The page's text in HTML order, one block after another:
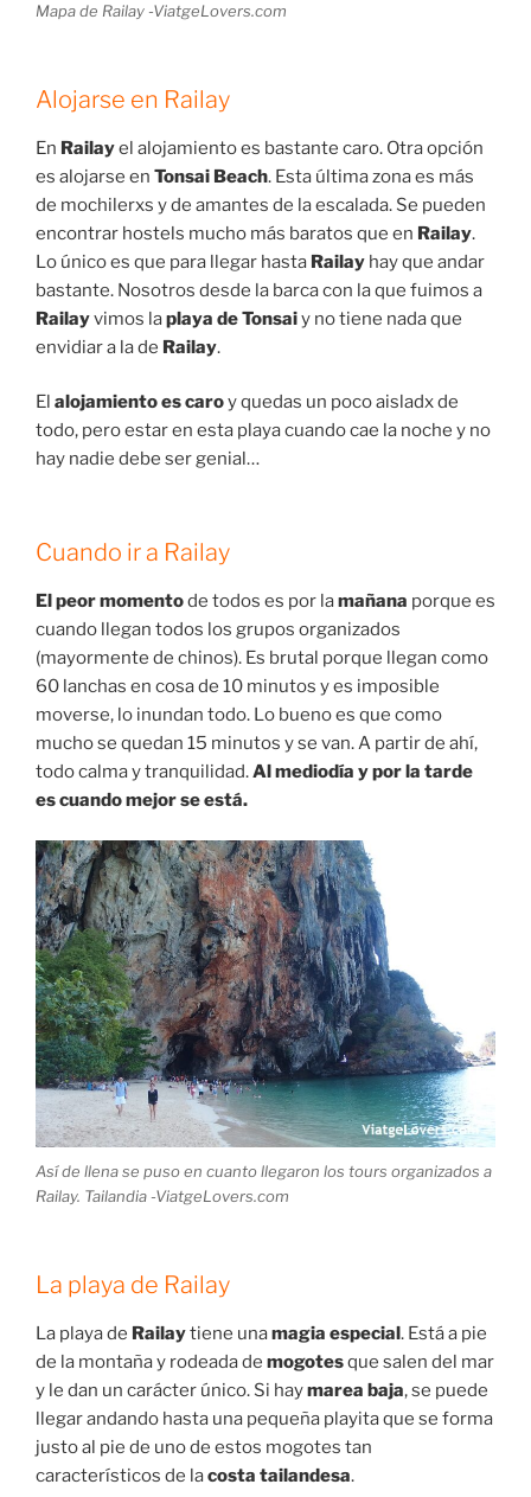
Mapa de Railay -ViatgeLovers.com
Alojarse en Railay
En Railayel alojamiento es bastante caro. Otra opción
es alojarse en Tonsai Beach. Esta última zona es más
de mochilerxs y de amantes de la escalada. Se pueden
encontrar hostels mucho más baratos que en Railay.
Lo único es que para llegar hasta Railay hay que andar
bastante. Nosotros desde la barca con la que fuimos a
Railayvimos laplaya de Tonsaiy no tiene nada que
envidiar a la de Railay.
El alojamiento es caroy quedas un poco aisladx de
todo, pero estar en esta playa cuando cae la noche y no
hay nadie debe ser genial…
Cuando ir a Railay
El peor momentode todos es por lamañana porque es
cuando llegan todos los grupos organizados
(mayormente de chinos). Es brutal porque llegan como
60 lanchas en cosa de 10 minutos y es imposible
moverse, lo inundan todo. Lo bueno es que como
mucho se quedan 15 minutos y se van. A partir de ahí,
todo calma y tranquilidad.Al mediodía y por la tarde
es cuando mejor se está.
Así de llena se puso en cuanto llegaron los tours organizados a
Railay. Tailandia -ViatgeLovers.com
La playa de Railay
La playa de Railaytiene unamagia especial. Está a pie
de la montaña y rodeada de mogotesque salen del mar
y le dan un carácter único. Si haymarea baja, se puede
llegar andando hasta una pequeña playita que se forma
justo al pie de uno de estos mogotes tan
característicos de lacosta tailandesa.